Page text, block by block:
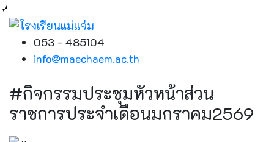
053 - 485104
info@maechaem.ac.th
#กิจกรรมประชุมหัวหน้าส่วน
ราชการประจำเดือนมกราคม2569